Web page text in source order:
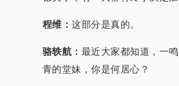
程维： 这部分是真的。
骆轶航： 最近大家都知道，一
青的堂妹，你是何居心？